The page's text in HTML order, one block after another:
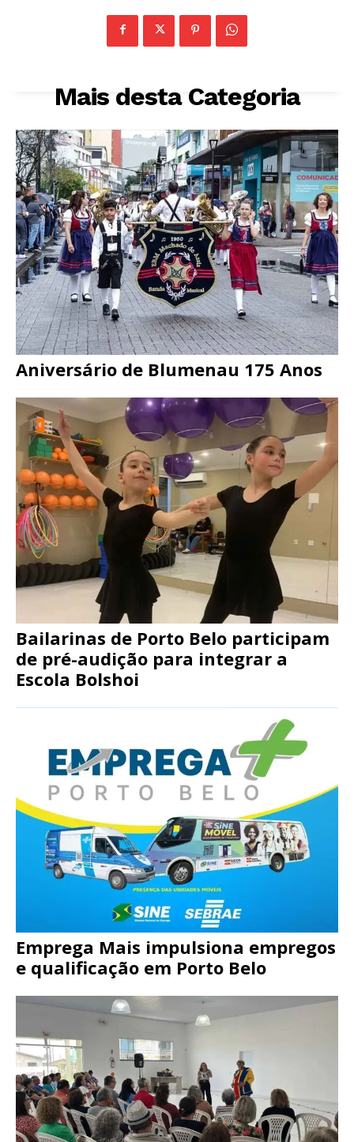
Mais desta Categoria
Aniversário de Blumenau 175 Anos
Bailarinas de Porto Belo participam
de pré-audição para integrar a
Escola Bolshoi
Emprega Mais impulsiona empregos
e qualificação em Porto Belo